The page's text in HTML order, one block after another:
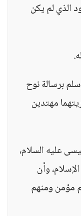
الذي لم يكن
برسالة نوح
مهتدين
عليه السلام،
وأن
مؤمن ومنهم